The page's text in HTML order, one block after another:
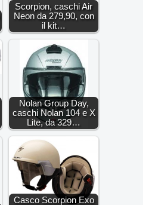
Scorpion, caschi Air
Neon da 279,90, con
il kit…
Nolan Group Day,
caschi Nolan 104 e X
Lite, da 329…
Casco Scorpion Exo